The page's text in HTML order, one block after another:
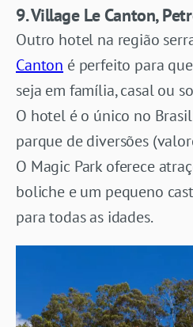
9. Village Le Canton,
Outro hotel na região
Canton é perfeito para
seja em família, casal ou
O hotel é o único no
parque de diversões
O Magic Park oferece
boliche e um pequeno
para todas as idades.